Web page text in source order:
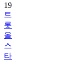
19
트
롯
올
스
타